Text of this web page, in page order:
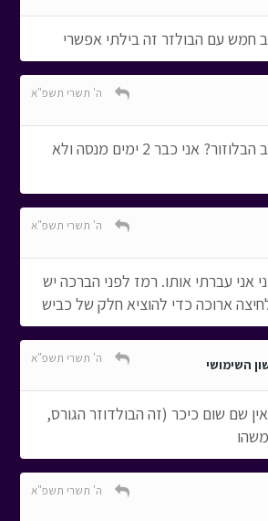
חמש עם הבולזר זה בילתי אפשרי
ה' תשרי תשפ"א
איך עוברים את שלב הבלוזור? אני כבר 2 ימים מנסה ולא
ה' תשרי תשפ"א
אני עברתי אותו. רמז לפני הברכה יש
ארוכה כדי להוציא חלק של כביש
השימושי ה' תשרי תשפ"א
שם שום כיכר (זה הבולדוזר הגורס,
ה' תשרי תשפ"א